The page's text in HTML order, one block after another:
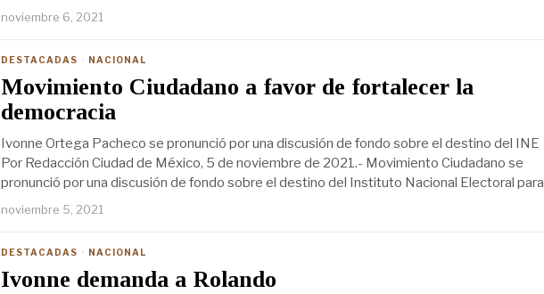
noviembre 6, 2021
DESTACADAS · NACIONAL
Movimiento Ciudadano a favor de fortalecer la
democracia
Ivonne Ortega Pacheco se pronunció por una discusión de fondo sobre el destino del INE
Por Redacción Ciudad de México, 5 de noviembre de 2021.- Movimiento Ciudadano se
pronunció por una discusión de fondo sobre el destino del Instituto Nacional Electoral para
noviembre 5, 2021
DESTACADAS · NACIONAL
Ivonne demanda a Rolando